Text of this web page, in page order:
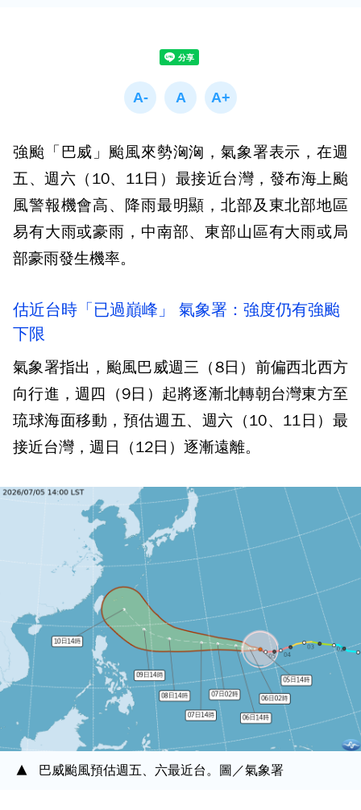
強颱「巴威」颱風來勢洶洶，氣象署表示，在週
五、週六（10、11日）最接近台灣，發布海上颱
風警報機會高、降雨最明顯，北部及東北部地區
易有大雨或豪雨，中南部、東部山區有大雨或局
部豪雨發生機率。
估近台時「已過巔峰」 氣象署：強度仍有強颱
下限
氣象署指出，颱風巴威週三（8日）前偏西北西方
向行進，週四（9日）起將逐漸北轉朝台灣東方至
琉球海面移動，預估週五、週六（10、11日）最
接近台灣，週日（12日）逐漸遠離。
巴威颱風預估週五、六最近台。圖／氣象署